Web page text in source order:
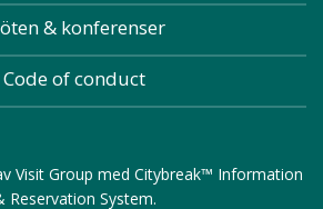
& konferenser
Code of conduct
Visit Group med Citybreak™ Information
Reservation System.